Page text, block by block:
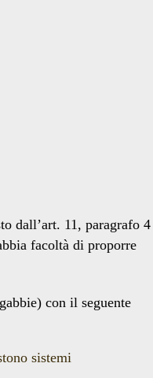
dall’art. 11, paragrafo 4
facoltà di proporre
con il seguente
sistemi